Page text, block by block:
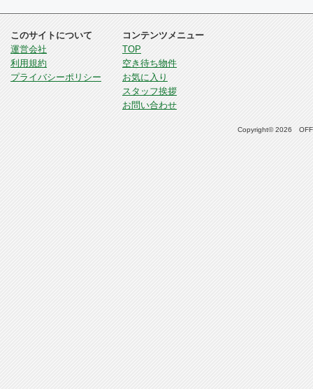
このサイトについて
運営会社
利用規約
プライバシーポリシー
コンテンツメニュー
TOP
空き待ち物件
お気に入り
スタッフ挨拶
お問い合わせ
Copyright© 2026